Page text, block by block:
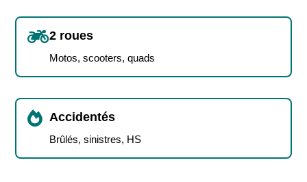
2 roues
Motos, scooters, quads
 Accidentés
Brûlés, sinistres, HS